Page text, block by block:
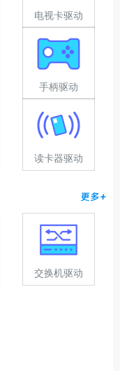
电视卡驱动
手柄驱动
读卡器驱动
更多+
交换机驱动